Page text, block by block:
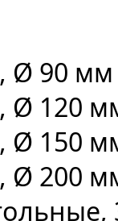
Ø 90 мм
Ø 120
Ø 150
Ø 200